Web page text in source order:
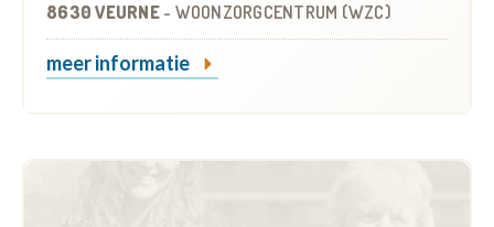
8630 VEURNE - WOONZORGCENTRUM (WZC)
meer informatie